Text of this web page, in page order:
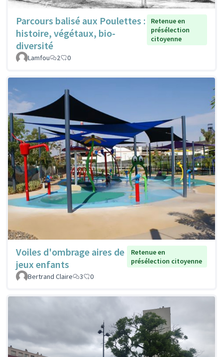
Parcours balisé aux Poulettes :
histoire, végétaux, bio-
diversité
Retenue en
présélection
citoyenne
Lamfou 2 0
Voiles d'ombrage aires de
jeux enfants
Retenue en
présélection citoyenne
Bertrand Claire
3 0